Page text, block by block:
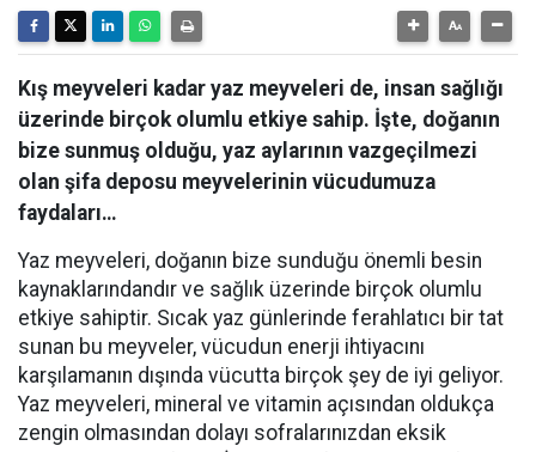
Kış meyveleri kadar yaz meyveleri de, insan sağlığı
üzerinde birçok olumlu etkiye sahip. İşte, doğanın
bize sunmuş olduğu, yaz aylarının vazgeçilmezi
olan şifa deposu meyvelerinin vücudumuza
faydaları…
Yaz meyveleri, doğanın bize sunduğu önemli besin
kaynaklarındandır ve sağlık üzerinde birçok olumlu
etkiye sahiptir. Sıcak yaz günlerinde ferahlatıcı bir tat
sunan bu meyveler, vücudun enerji ihtiyacını
karşılamanın dışında vücutta birçok şey de iyi geliyor.
Yaz meyveleri, mineral ve vitamin açısından oldukça
zengin olmasından dolayı sofralarınızdan eksik